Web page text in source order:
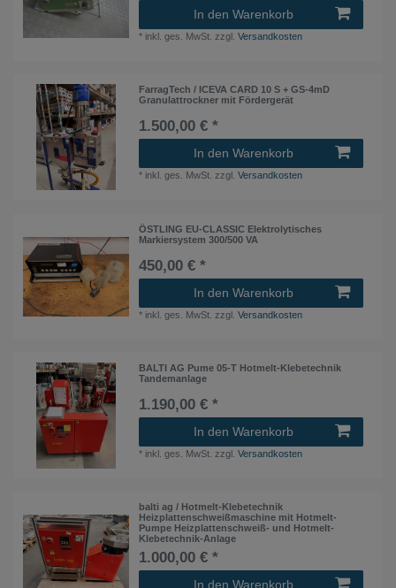
In den Warenkorb
* inkl. ges. MwSt. zzgl.Versandkosten
FarragTech / ICEVA CARD 10 S + GS-4mD
Granulattrockner mit Fördergerät
1.500,00 € *
In den Warenkorb
* inkl. ges. MwSt. zzgl.Versandkosten
ÖSTLING EU-CLASSIC Elektrolytisches
Markiersystem 300/500 VA
450,00 € *
In den Warenkorb
* inkl. ges. MwSt. zzgl.Versandkosten
BALTI AG Pume 05-T Hotmelt-Klebetechnik
Tandemanlage
1.190,00 € *
In den Warenkorb
* inkl. ges. MwSt. zzgl.Versandkosten
balti ag / Hotmelt-Klebetechnik
Heizplattenschweißmaschine mit Hotmelt-
Pumpe Heizplattenschweiß- und Hotmelt-
Klebetechnik-Anlage
1.000,00 € *
In den Warenkorb